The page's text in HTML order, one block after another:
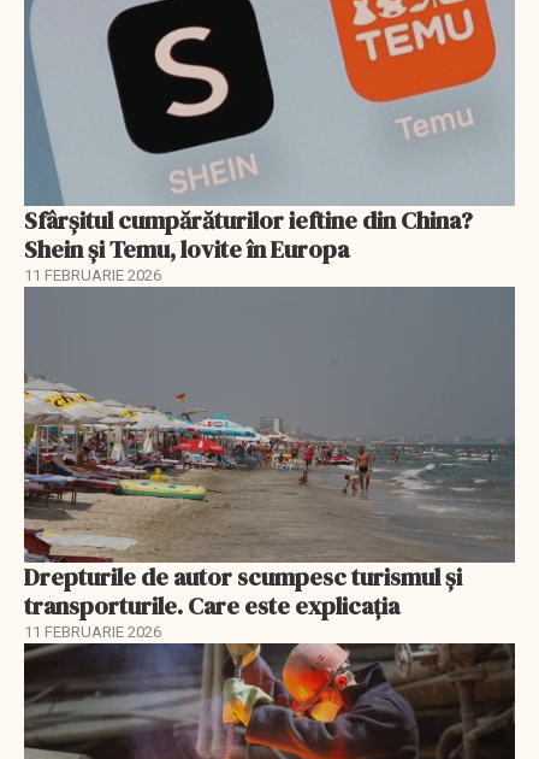
Sfârșitul cumpărăturilor ieftine din China?
Shein și Temu, lovite în Europa
11 FEBRUARIE 2026
Drepturile de autor scumpesc turismul și
transporturile. Care este explicația
11 FEBRUARIE 2026